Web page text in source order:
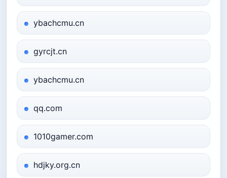
ybachcmu.cn
gyrcjt.cn
ybachcmu.cn
qq.com
1010gamer.com
hdjky.org.cn